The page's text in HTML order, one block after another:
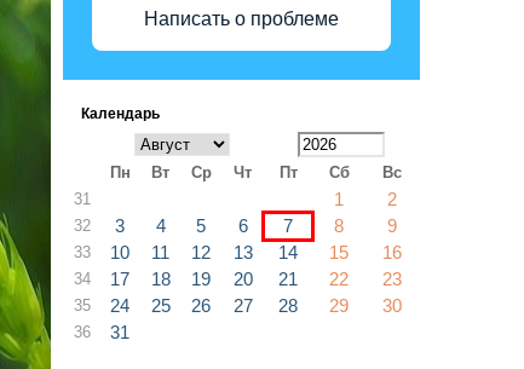
Написать о проблеме
Календарь
Пн Вт Ср Чт Пт Сб
Вс
31
1 2
32 3 4 5 6 7 8 9
33 10 11 12 13 14 15 16
34 17 18 19 20 21 22 23
35 24 25 26 27 28 29 30
36 31